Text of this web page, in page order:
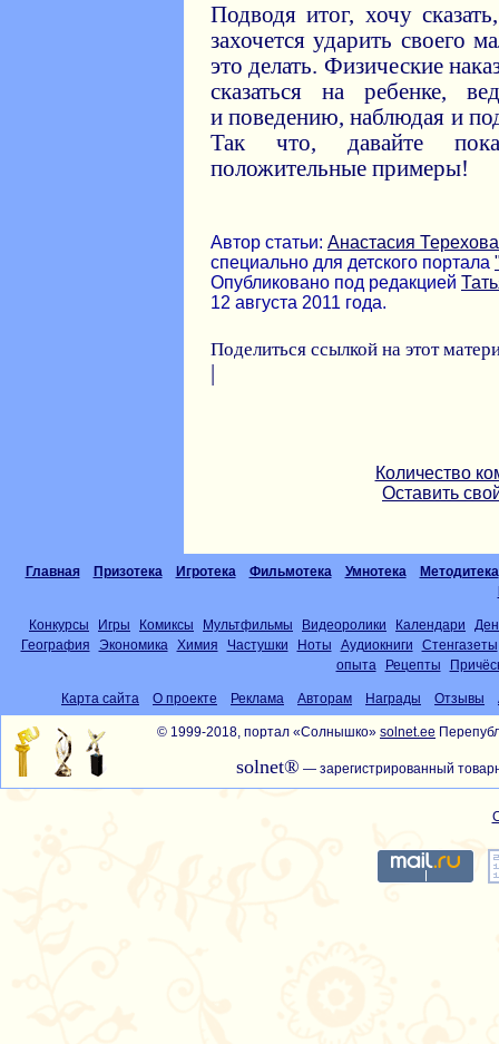
Подводя итог, хочу
захочется ударить своего
это делать. Физические
сказаться на ребенке,
и поведению, наблюдая и
Так что, давайте
положительные примеры!
Автор статьи: Анастасия Терехова
специально для детского портала
Опубликовано под редакцией
12 августа 2011 года.
Поделиться ссылкой на этот
Количество
Оставить
Главная Призотека Игротека Фильмотека Умнотека
Методитека
Конкурсы Игры Комиксы Мультфильмы Видеоролики Календари
География
Экономика Химия Частушки Ноты Аудиокниги
Стенгазеты
опыта
Рецепты
Карта сайта О проекте Реклама Авторам Награды Отзывы
© 1999-2018, портал «Солнышко» solnet.ee
solnet® — зарегистрированный